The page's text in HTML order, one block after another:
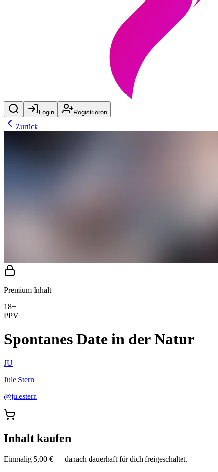
Login Registrieren
Zurück
Premium Inhalt
18+
PPV
Spontanes Date in der Natur
JU
Jule Stern
@julestern
Inhalt kaufen
Einmalig 5,00 € — danach dauerhaft für dich freigeschaltet.